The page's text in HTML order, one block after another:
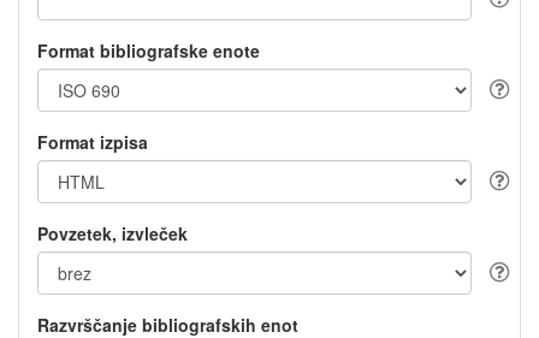
Format bibliografske enote
Format izpisa
Povzetek, izvleček
Razvrščanje bibliografskih enot